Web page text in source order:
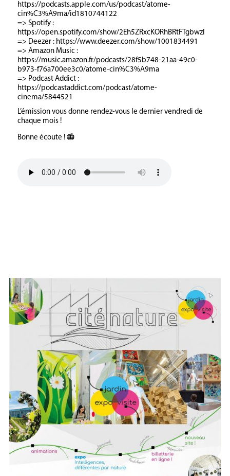
https://podcasts.apple.com/us/podcast/atome-
cin%C3%A9ma/id1810744122
=> Spotify :
https://open.spotify.com/show/2Eh5ZRxcKORhBRtFTgbwzl
=> Deezer : https://www.deezer.com/show/1001834491
=> Amazon Music :
https://music.amazon.fr/podcasts/28f5b748-21aa-49c0-
b973-f76a700ee3c0/atome-cin%C3%A9ma
=> Podcast Addict :
https://podcastaddict.com/podcast/atome-
cinema/5844521
L’émission vous donne rendez-vous le dernier vendredi de
chaque mois !
Bonne écoute ! 📻